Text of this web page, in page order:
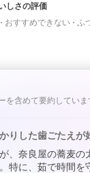
しさの評価
おすすめできない ふ
を含めて要約していま
りした歯ごたえが
、奈良屋の蕎麦の
特に、茹で時間を